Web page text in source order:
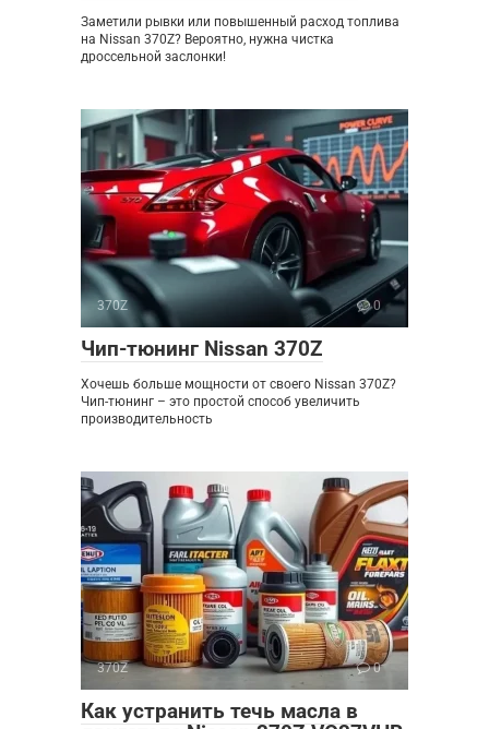
Заметили рывки или повышенный расход топлива
на Nissan 370Z? Вероятно, нужна чистка
дроссельной заслонки!
370Z 0
Чип-тюнинг Nissan 370Z
Хочешь больше мощности от своего Nissan 370Z?
Чип-тюнинг – это простой способ увеличить
производительность
370Z 0
Как устранить течь масла в